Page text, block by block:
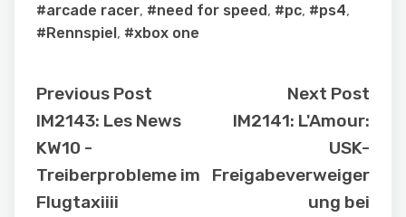
#arcade racer, #need for speed, #pc, #ps4,
#Rennspiel, #xbox one
Previous Post
IM2143: Les News
KW10 -
Treiberprobleme im
Flugtaxiiii
Next Post
IM2141: L'Amour:
USK-
Freigabeverweiger
ung bei